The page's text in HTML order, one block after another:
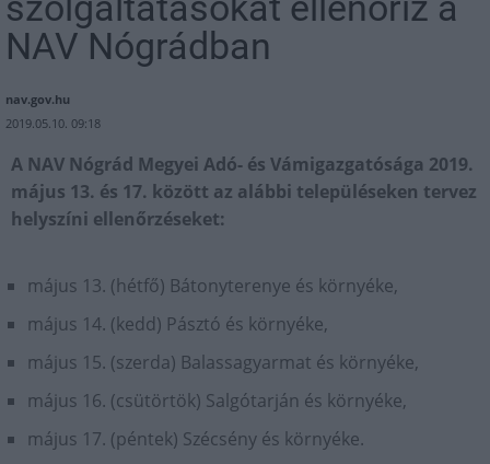
NAV Nógrádban
nav.gov.hu
2019.05.10. 09:18
A NAV Nógrád Megyei Adó- és Vámigazgatósága 2019.
május 13. és 17. között az alábbi településeken tervez
helyszíni ellenőrzéseket:
május 13. (hétfő) Bátonyterenye és környéke,
május 14. (kedd) Pásztó és környéke,
május 15. (szerda) Balassagyarmat és környéke,
május 16. (csütörtök) Salgótarján és környéke,
május 17. (péntek) Szécsény és környéke.